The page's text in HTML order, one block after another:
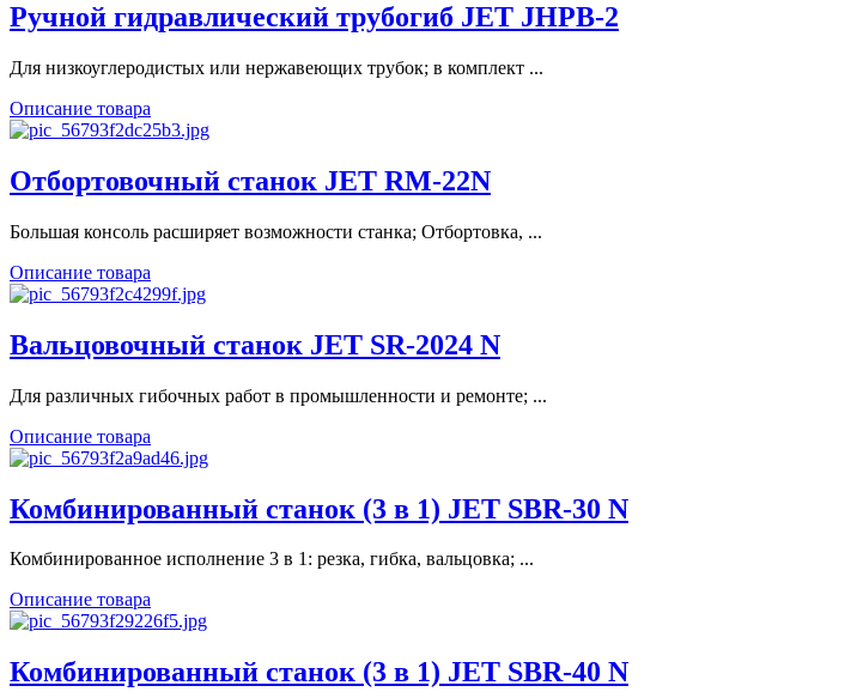
Ручной гидравлический трубогиб JET JHPB-2
Для низкоуглеродистых или нержавеющих трубок; в комплект ...
Описание товара
Отбортовочный станок JET RM-22N
Большая консоль расширяет возможности станка; Отбортовка, ...
Описание товара
Вальцовочный станок JET SR-2024 N
Для различных гибочных работ в промышленности и ремонте; ...
Описание товара
Комбинированный станок (3 в 1) JET SBR-30 N
Комбинированное исполнение 3 в 1: резка, гибка, вальцовка; ...
Описание товара
Комбинированный станок (3 в 1) JET SBR-40 N